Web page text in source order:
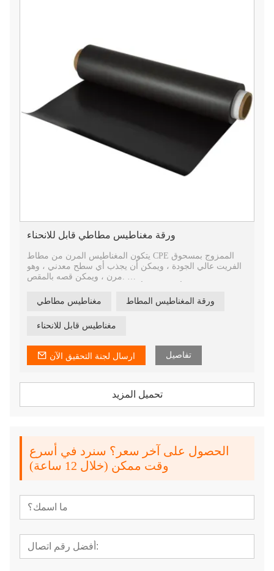
ورقة مغناطيس مطاطي قابل للانحناء
يتكون المغناطيس المرن من مطاط CPE الممزوج بمسحوق
الفريت عالي الجودة ، ويمكن أن يجذب أي سطح معدني ، وهو
مرن ، ويمكن قصه بالمقص.
في مغناطيس ناعم وبلاستيكي ومرن بأشكال مختلفة تعتمد
مغناطيس مطاطي ورقة المغناطيس المطاط
مغناطيس قابل للانحناء
ارسال لجنة التحقيق الآن تفاصيل
تحميل المزيد
الحصول على آخر سعر؟ سنرد في أسرع
وقت ممكن (خلال 12 ساعة)